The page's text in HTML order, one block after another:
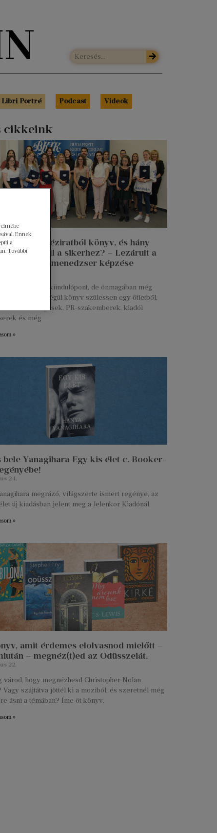
Libri Portré Podcast Videók
cikkeink
lesz egy kéziratból könyv, és hány
kell a sikerhez? – Lezárult a
kiadói menedzser képzése
kézirat már jó kiindulópont, de önmagában még
Ahhoz, hogy végül könyv szülessen egy ötletből,
marketingesek, PR-szakemberek, kiadói
és még
»
bele Yanagihara Egy kis élet c. Booker-
24.
megrázó, világszerte ismert regénye, az
új kiadásban jelent meg a Jelenkor Kiadónál.
»
amit érdemes elolvasnod mielőtt –
– megnéz(t)ed az Odüsszeiát.
22.
várod, hogy megnézhesd Christopher Nolan
Vagy szájtátva jöttél ki a moziból, és szeretnél még
ásni a témában? Íme öt könyv,
»
Ennek
a
További